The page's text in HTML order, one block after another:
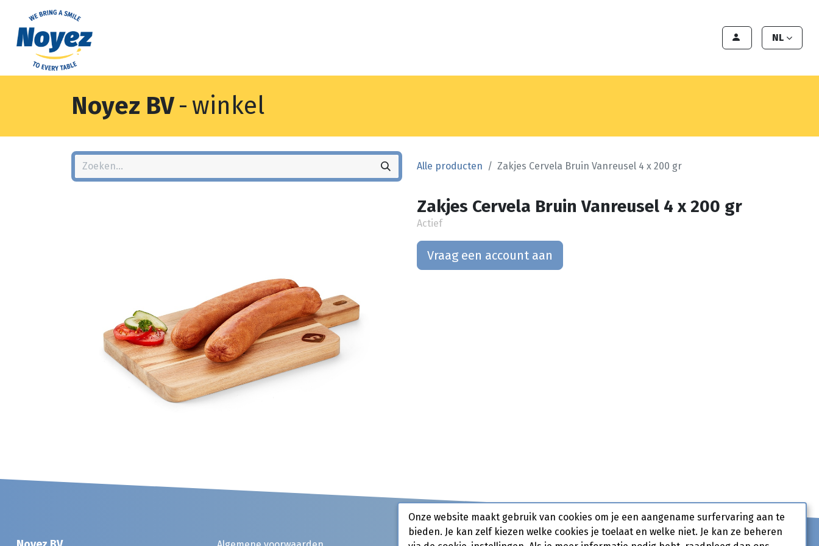
NL
Noyez BV- winkel
Alle producten Zakjes Cervela Bruin Vanreusel 4 x 200 gr
Zakjes Cervela Bruin Vanreusel 4 x 200 gr
Actief
Vraag een account aan
Onze website maakt gebruik van cookies om je een aangename surfervaring aan te
bieden. Je kan zelf kiezen welke cookies je toelaat en welke niet. Je kan ze beheren